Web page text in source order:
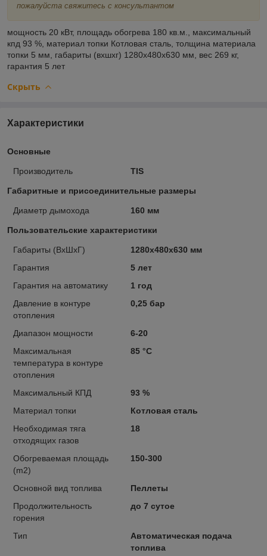
пожалуйста свяжитесь с консультантом
мощность 20 кВт, площадь обогрева 180 кв.м., максимальный
кпд 93 %, материал топки Котловая сталь, толщина материала
топки 5 мм, габариты (вхшхг) 1280х480х630 мм, вес 269 кг,
гарантия 5 лет
Скрыть
Характеристики
Основные
Производитель TIS
Габаритные и присоединительные размеры
Диаметр дымохода 160 мм
Пользовательские характеристики
Габариты (ВхШхГ)
1280х480х630 мм
Гарантия
5 лет
Гарантия на автоматику
1 год
Давление в контуре
отопления
0,25 бар
Диапазон мощности
6-20
Максимальная
температура в контуре
отопления
85 °C
Максимальный КПД
93 %
Материал топки
Котловая сталь
Необходимая тяга
отходящих газов
18
Обогреваемая площадь
(m2)
150-300
Основной вид топлива
Пеллеты
Продолжительность
горения
до 7 сутое
Тип
Автоматическая подача
топлива